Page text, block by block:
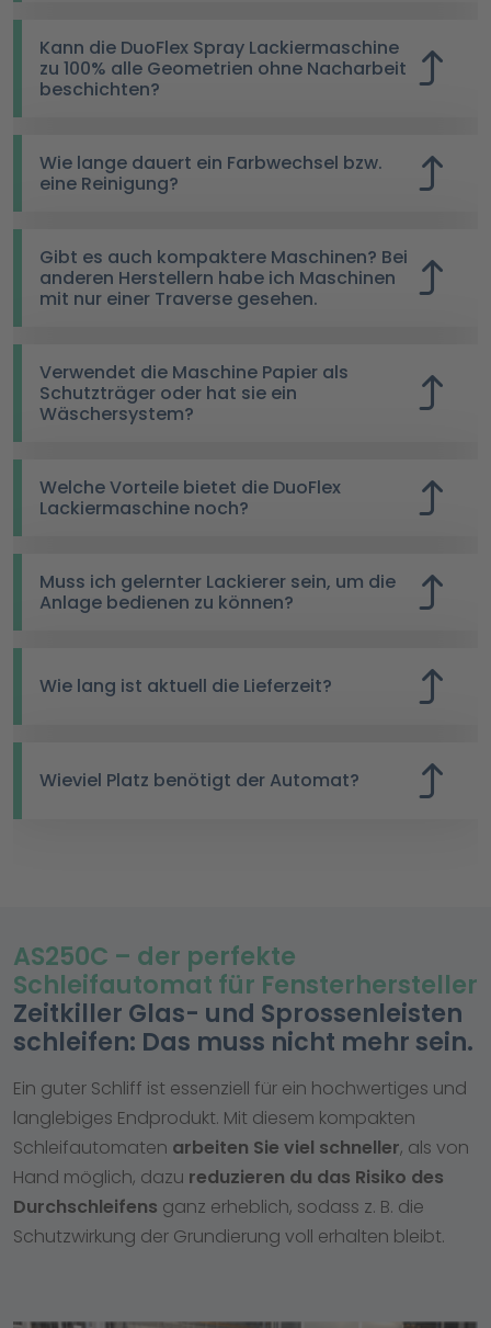
Kann die DuoFlex Spray Lackiermaschine
zu 100% alle Geometrien ohne Nacharbeit
beschichten?
Wie lange dauert ein Farbwechsel bzw.
eine Reinigung?
Gibt es auch kompaktere Maschinen? Bei
anderen Herstellern habe ich Maschinen
mit nur einer Traverse gesehen.
Verwendet die Maschine Papier als
Schutzträger oder hat sie ein
Wäschersystem?
Welche Vorteile bietet die DuoFlex
Lackiermaschine noch?
Muss ich gelernter Lackierer sein, um die
Anlage bedienen zu können?
Wie lang ist aktuell die Lieferzeit?
Wieviel Platz benötigt der Automat?
AS250C – der perfekte
Schleifautomat für Fensterhersteller
Zeitkiller Glas- und Sprossenleisten
schleifen: Das muss nicht mehr sein.
Ein guter Schliff ist essenziell für ein hochwertiges und
langlebiges Endprodukt. Mit diesem kompakten
Schleifautomaten arbeiten Sie viel schneller, als von
Hand möglich, dazu reduzieren du das Risiko des
Durchschleifens ganz erheblich, sodass z. B. die
Schutzwirkung der Grundierung voll erhalten bleibt.